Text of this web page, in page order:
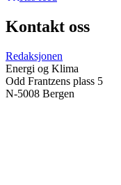
Kontakt oss
Redaksjonen
Energi og Klima
Odd Frantzens plass 5
N-5008 Bergen